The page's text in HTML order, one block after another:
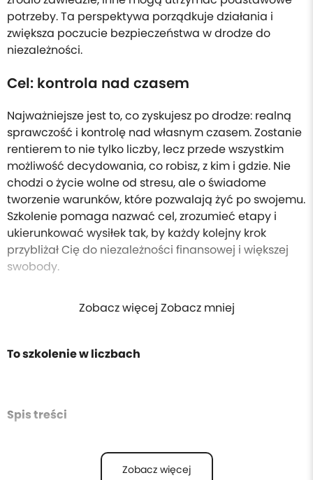
potrzeby. Ta perspektywa porządkuje działania i
zwiększa poczucie bezpieczeństwa w drodze do
niezależności.
Cel: kontrola nad czasem
Najważniejsze jest to, co zyskujesz po drodze: realną
sprawczość i kontrolę nad własnym czasem. Zostanie
rentierem to nie tylko liczby, lecz przede wszystkim
możliwość decydowania, co robisz, z kim i gdzie. Nie
chodzi o życie wolne od stresu, ale o świadome
tworzenie warunków, które pozwalają żyć po swojemu.
Szkolenie pomaga nazwać cel, zrozumieć etapy i
ukierunkować wysiłek tak, by każdy kolejny krok
przybliżał Cię do niezależności finansowej i większej
swobody.
Zobacz więcej Zobacz mniej
To szkolenie w liczbach
Spis treści
Zobacz więcej